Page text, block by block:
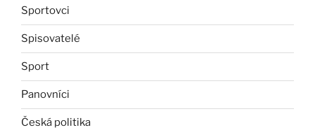
Sportovci
Spisovatelé
Sport
Panovníci
Česká politika